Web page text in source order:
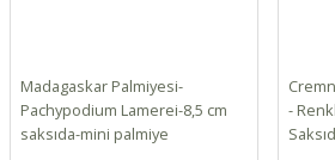
Madagaskar Palmiyesi-
Pachypodium Lamerei-8,5 cm
saksıda-mini palmiye
-